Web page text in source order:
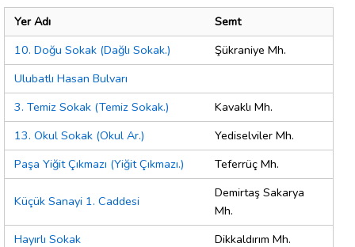
Yer Adı
Semt
10. Doğu Sokak (Dağlı Sokak.)
Şükraniye Mh.
Ulubatlı Hasan Bulvarı
3. Temiz Sokak (Temiz Sokak.)
Kavaklı Mh.
13. Okul Sokak (Okul Ar.)
Yediselviler Mh.
Paşa Yiğit Çıkmazı (Yiğit Çıkmazı.)
Teferrüç Mh.
Küçük Sanayi 1. Caddesi
Demirtaş Sakarya
Mh.
Hayırlı Sokak
Dikkaldırım Mh.